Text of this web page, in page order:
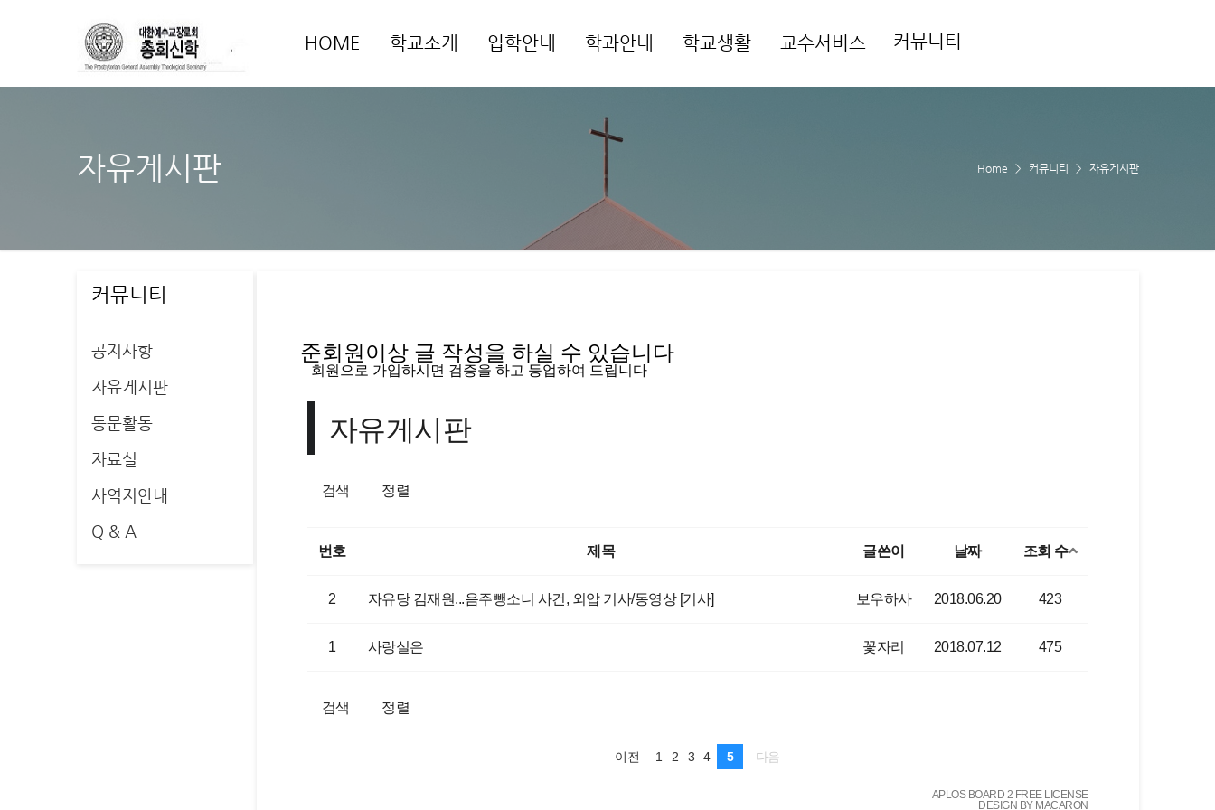
HOME 학교소개 입학안내 학과안내 학교생활 교수서비스 커뮤니티
자유게시판 Home 커뮤니티 자유게시판
커뮤니티
공지사항
자유게시판
동문활동
자료실
사역지안내
Q & A
준회원이상 글 작성을 하실 수 있습니다
   회원으로 가입하시면 검증을 하고 등업하여 드립니다
자유게시판
검색 정렬
번호 제목 글쓴이 날짜 조회 수
2 자유당 김재원...음주뺑소니 사건, 외압 기사/동영상 [기사] 보우하사 2018.06.20 423
1 사랑실은 꽃자리 2018.07.12 475
검색 정렬
이전 1 2 3 4 5 다음
APLOS BOARD 2 FREE LICENSE
DESIGN BY MACARON